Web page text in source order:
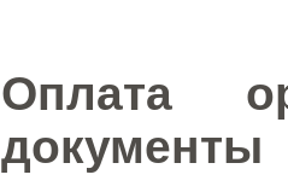
Оплата
документы